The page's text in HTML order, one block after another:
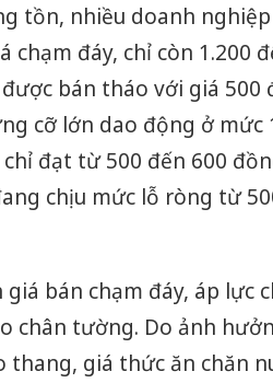
tồn, nhiều doanh
chạm đáy, chỉ còn 1.200
bán tháo với giá 500
cỡ lớn dao động ở mức
đạt từ 500 đến 600
chịu mức lỗ ròng từ
bán chạm đáy, áp lực
chân tường. Do ảnh
thang, giá thức ăn chăn